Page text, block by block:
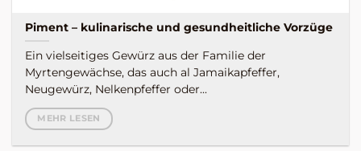
Piment – kulinarische und gesundheitliche Vorzüge
Ein vielseitiges Gewürz aus der Familie der
Myrtengewächse, das auch al Jamaikapfeffer,
Neugewürz, Nelkenpfeffer oder...
MEHR LESEN